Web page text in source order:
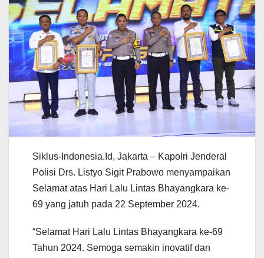
Siklus-Indonesia.Id, Jakarta – Kapolri Jenderal
Polisi Drs. Listyo Sigit Prabowo menyampaikan
Selamat atas Hari Lalu Lintas Bhayangkara ke-
69 yang jatuh pada 22 September 2024.
“Selamat Hari Lalu Lintas Bhayangkara ke-69
Tahun 2024. Semoga semakin inovatif dan